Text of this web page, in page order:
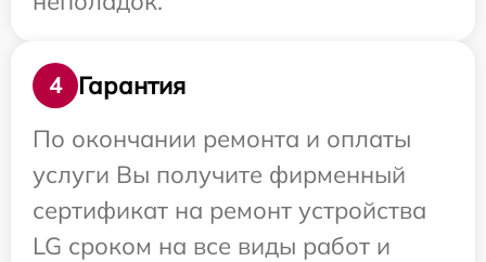
4
Гарантия
По окончании ремонта и оплаты
услуги Вы получите фирменный
сертификат на ремонт устройства
LG сроком на все виды работ и